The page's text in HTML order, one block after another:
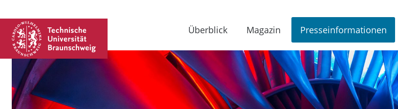
Überblick Magazin Presseinformationen